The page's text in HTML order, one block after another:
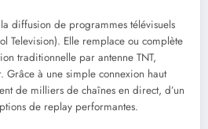
diffusion de programmes télévisuels
Television). Elle remplace ou complète
traditionnelle par antenne TNT,
Grâce à une simple connexion haut
de milliers de chaînes en direct, d’un
de replay performantes.